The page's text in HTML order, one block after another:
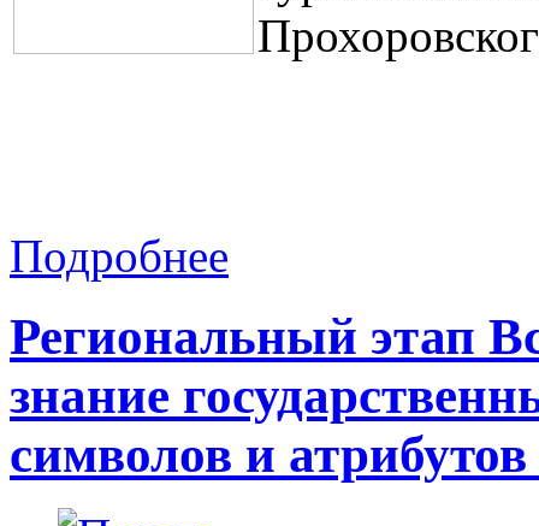
Подробнее
Региональный этап
знание
символов и